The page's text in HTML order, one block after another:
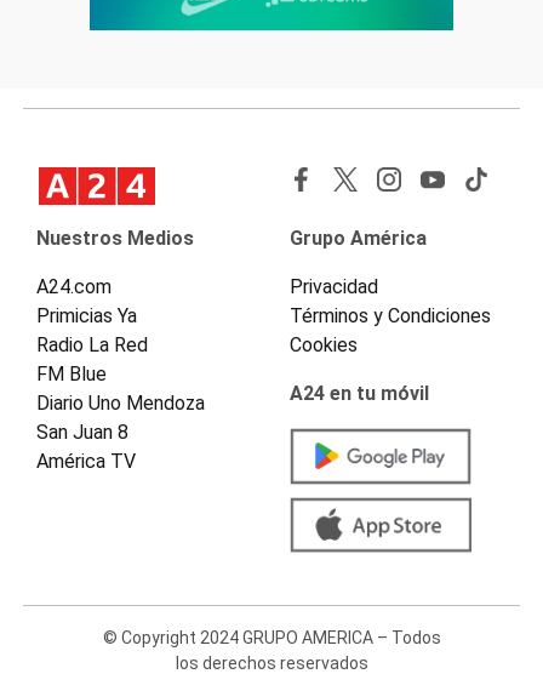
Nuestros Medios
A24.com
Primicias Ya
Radio La Red
FM Blue
Diario Uno Mendoza
San Juan 8
América TV
Grupo América
Privacidad
Términos y Condiciones
Cookies
A24 en tu móvil
© Copyright 2024 GRUPO AMERICA – Todos
los derechos reservados